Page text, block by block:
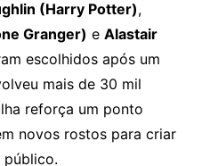
(Harry Potter),
Granger) e Alastair
escolhidos após um
mais de 30 mil
reforça um ponto
novos rostos para criar
público.